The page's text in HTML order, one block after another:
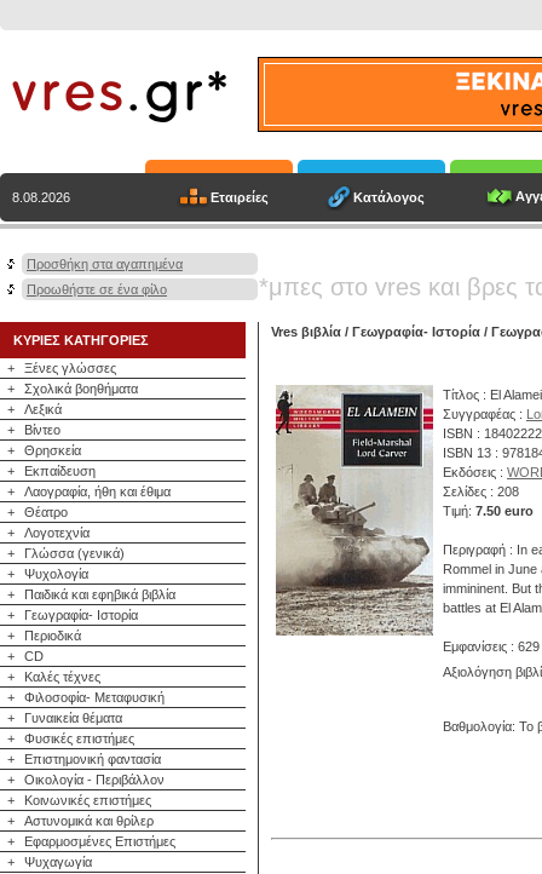
8.08.2026 Εταιρείες Κατάλογος
Προσθήκη στα αγαπημένα
Προωθήστε σε ένα φίλο
*μπες στο vres και βρες
ΚΥΡΙΕΣ ΚΑΤΗΓΟΡΙΕΣ
+
Ξένες γλώσσες
+
Σχολικά βοηθήματα
+
Λεξικά
+
Βίντεο
+
Θρησκεία
+
Εκπαίδευση
+
Λαογραφία, ήθη και έθιμα
+
Θέατρο
+
Λογοτεχνία
+
Γλώσσα (γενικά)
+
Ψυχολογία
+
Παιδικά και εφηβικά βιβλία
+
Γεωγραφία- Ιστορία
+
Περιοδικά
+
CD
+
Καλές τέχνες
+
Φιλοσοφία- Μεταφυσική
+
Γυναικεία θέματα
+
Φυσικές επιστήμες
+
Επιστημονική φαντασία
+
Οικολογία - Περιβάλλον
+
Κοινωνικές επιστήμες
+
Αστυνομικά και θρίλερ
+
Εφαρμοσμένες Επιστήμες
+
Ψυχαγωγία
Vres βιβλία / Γεωγραφία- Ιστορία /
Τίτλος : El
Συγγραφέας :
ISBN :
ISBN 13 :
Εκδόσεις :
Σελίδες : 208
Τιμή: 7.50 euro
Περιγραφή : In
Rommel in
immininent. But
battles at El
Εμφανίσεις : 629
Αξιολόγηση
Βαθμολογία: Το